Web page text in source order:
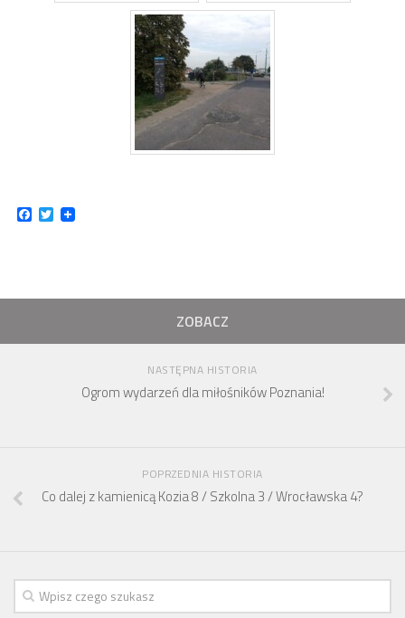
Facebook
Twitter
ZOBACZ
NASTĘPNA HISTORIA
Ogrom wydarzeń dla miłośników Poznania!
POPRZEDNIA HISTORIA
Co dalej z kamienicą Kozia 8 / Szkolna 3 / Wrocławska 4?